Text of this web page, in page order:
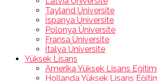
Tayland Üniversite
İspanya Üniversite
Polonya Üniversite
Fransa Üniversite
İtalya Üniversite
Yüksek Lisans
Amerika Yüksek Lisans Eğitimi
Hollanda Yüksek Lisans